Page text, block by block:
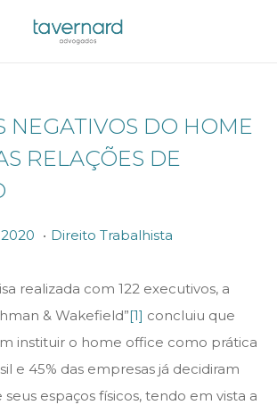
NEGATIVOS DO HOME
RELAÇÕES DE
d
e
m
a
. P
s
t
e
d
i
Direito Trabalhista
realizada com 122 executivos, a
& Wakefield”[1] concluiu que
instituir o home office como prática
e 45% das empresas já decidiram
espaços físicos, tendo em vista a